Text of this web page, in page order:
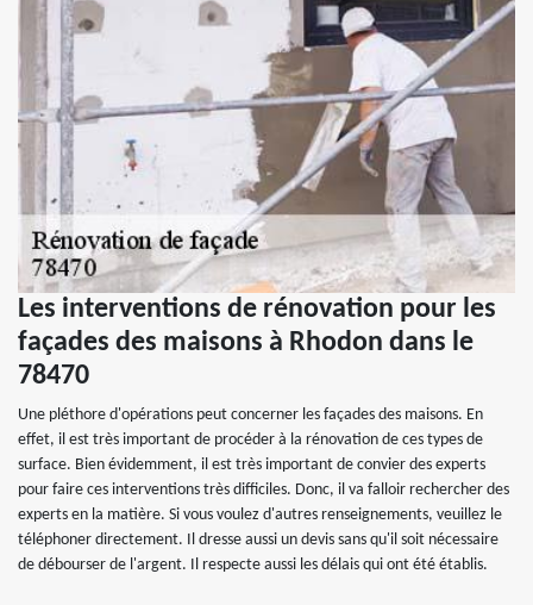
Les interventions de rénovation pour les
façades des maisons à Rhodon dans le
78470
Une pléthore d'opérations peut concerner les façades des maisons. En
effet, il est très important de procéder à la rénovation de ces types de
surface. Bien évidemment, il est très important de convier des experts
pour faire ces interventions très difficiles. Donc, il va falloir rechercher des
experts en la matière. Si vous voulez d'autres renseignements, veuillez le
téléphoner directement. Il dresse aussi un devis sans qu'il soit nécessaire
de débourser de l'argent. Il respecte aussi les délais qui ont été établis.